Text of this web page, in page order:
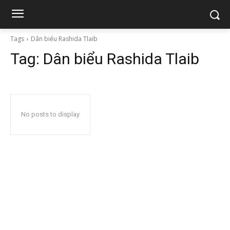
Tags Dân biểu Rashida Tlaib
Tag: Dân biểu Rashida Tlaib
No posts to display